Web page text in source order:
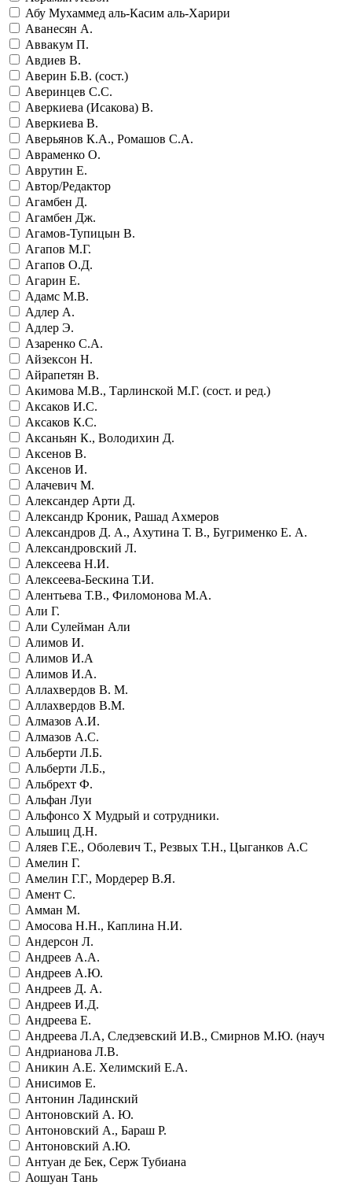
Абу Мухаммед аль-Касим аль-Харири
Аванесян А.
Аввакум П.
Авдиев В.
Аверин Б.В. (сост.)
Аверинцев С.С.
Аверкиева (Исакова) В.
Аверкиева В.
Аверьянов К.А., Ромашов С.А.
Авраменко О.
Аврутин Е.
Автор/Редактор
Агамбен Д.
Агамбен Дж.
Агамов-Тупицын В.
Агапов М.Г.
Агапов О.Д.
Агарин Е.
Адамс М.В.
Адлер А.
Адлер Э.
Азаренко С.А.
Айзексон Н.
Айрапетян В.
Акимова М.В., Тарлинской М.Г. (сост. и ред.)
Аксаков И.С.
Аксаков К.С.
Аксаньян К., Володихин Д.
Аксенов В.
Аксенов И.
Алачевич М.
Александер Арти Д.
Александр Кроник, Рашад Ахмеров
Александров Д. А., Ахутина Т. В., Бугрименко Е. А.
Александровский Л.
Алексеева Н.И.
Алексеева-Бескина Т.И.
Алентьева Т.В., Филомонова М.А.
Али Г.
Али Сулейман Али
Алимов И.
Алимов И.А
Алимов И.А.
Аллахвердов В. М.
Аллахвердов В.М.
Алмазов А.И.
Алмазов А.С.
Альберти Л.Б.
Альберти Л.Б.,
Альбрехт Ф.
Альфан Луи
Альфонсо Х Мудрый и сотрудники.
Альшиц Д.Н.
Аляев Г.Е., Оболевич Т., Резвых Т.Н., Цыганков А.С
Амелин Г.
Амелин Г.Г., Мордерер В.Я.
Амент С.
Амман М.
Амосова Н.Н., Каплина Н.И.
Андерсон Л.
Андреев А.А.
Андреев А.Ю.
Андреев Д. А.
Андреев И.Д.
Андреева Е.
Андреева Л.А, Следзевский И.В., Смирнов М.Ю. (науч
Андрианова Л.В.
Аникин А.Е. Хелимский Е.А.
Анисимов Е.
Антонин Ладинский
Антоновский А. Ю.
Антоновский А., Бараш Р.
Антоновский А.Ю.
Антуан де Бек, Серж Тубиана
Аошуан Тань